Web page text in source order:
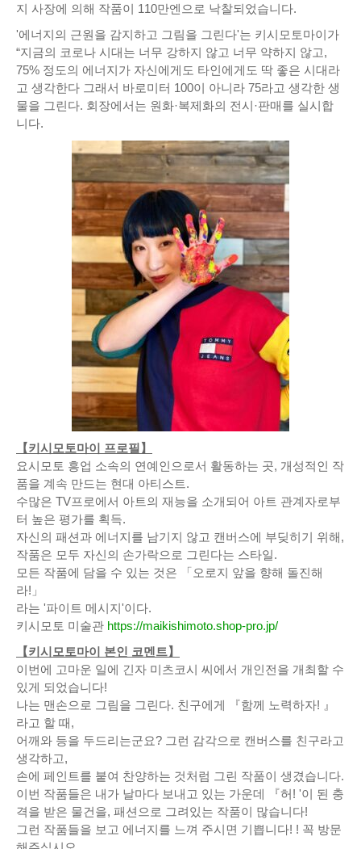
지 사장에 의해 작품이 110만엔으로 낙찰되었습니다.
'에너지의 근원을 감지하고 그림을 그린다'는 키시모토마이가
“지금의 코로나 시대는 너무 강하지 않고 너무 약하지 않고,
75% 정도의 에너지가 자신에게도 타인에게도 딱 좋은 시대라
고 생각한다 그래서 바로미터 100이 아니라 75라고 생각한 생
물을 그린다. 회장에서는 원화·복제화의 전시·판매를 실시합
니다.
【키시모토마이 프로필】
요시모토 흥업 소속의 연예인으로서 활동하는 곳, 개성적인 작
품을 계속 만드는 현대 아티스트.
수많은 TV프로에서 아트의 재능을 소개되어 아트 관계자로부
터 높은 평가를 획득.
자신의 패션과 에너지를 남기지 않고 캔버스에 부딪히기 위해,
작품은 모두 자신의 손가락으로 그린다는 스타일.
모든 작품에 담을 수 있는 것은 「오로지 앞을 향해 돌진해
라!」
라는 '파이트 메시지'이다.
키시모토 미술관 https://maikishimoto.shop-pro.jp/
【키시모토마이 본인 코멘트】
이번에 고마운 일에 긴자 미츠코시 씨에서 개인전을 개최할 수
있게 되었습니다!
나는 맨손으로 그림을 그린다. 친구에게 『함께 노력하자! 』
라고 할 때,
어깨와 등을 두드리는군요? 그런 감각으로 캔버스를 친구라고
생각하고,
손에 페인트를 붙여 찬양하는 것처럼 그린 작품이 생겼습니다.
이번 작품들은 내가 날마다 보내고 있는 가운데 『허! '이 된 충
격을 받은 물건을, 패션으로 그려있는 작품이 많습니다!
그런 작품들을 보고 에너지를 느껴 주시면 기쁩니다! ! 꼭 방문